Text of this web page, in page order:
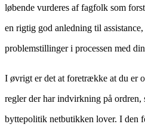
løbende vurderes af fagfolk som
en rigtig god anledning til
problemstillinger i processen med
I øvrigt er det at foretrække at du er
regler der har indvirkning på ordren,
byttepolitik netbutikken lover. I den